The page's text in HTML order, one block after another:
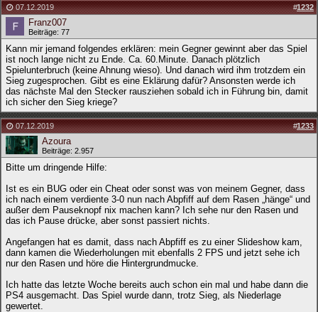
07.12.2019 #1232
Franz007
Beiträge: 77
Kann mir jemand folgendes erklären: mein Gegner gewinnt aber das Spiel
ist noch lange nicht zu Ende. Ca. 60.Minute. Danach plötzlich
Spielunterbruch (keine Ahnung wieso). Und danach wird ihm trotzdem ein
Sieg zugesprochen. Gibt es eine Eklärung dafür? Ansonsten werde ich
das nächste Mal den Stecker rausziehen sobald ich in Führung bin, damit
ich sicher den Sieg kriege?
07.12.2019 #1233
Azoura
Beiträge: 2.957
Bitte um dringende Hilfe:
Ist es ein BUG oder ein Cheat oder sonst was von meinem Gegner, dass
ich nach einem verdiente 3-0 nun nach Abpfiff auf dem Rasen „hänge“ und
außer dem Pauseknopf nix machen kann? Ich sehe nur den Rasen und
das ich Pause drücke, aber sonst passiert nichts.
Angefangen hat es damit, dass nach Abpfiff es zu einer Slideshow kam,
dann kamen die Wiederholungen mit ebenfalls 2 FPS und jetzt sehe ich
nur den Rasen und höre die Hintergrundmucke.
Ich hatte das letzte Woche bereits auch schon ein mal und habe dann die
PS4 ausgemacht. Das Spiel wurde dann, trotz Sieg, als Niederlage
gewertet.